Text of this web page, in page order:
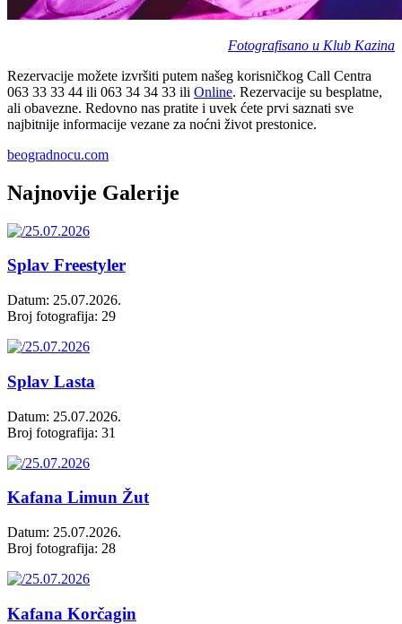
Fotografisano u Klub Kazina
Rezervacije možete izvršiti putem našeg korisničkog Call Centra
063 33 33 44 ili 063 34 34 33 ili Online. Rezervacije su besplatne,
ali obavezne. Redovno nas pratite i uvek ćete prvi saznati sve
najbitnije informacije vezane za noćni život prestonice.
beogradnocu.com
Najnovije Galerije
Splav Freestyler
Datum: 25.07.2026.
Broj fotografija: 29
Splav Lasta
Datum: 25.07.2026.
Broj fotografija: 31
Kafana Limun Žut
Datum: 25.07.2026.
Broj fotografija: 28
Kafana Korčagin